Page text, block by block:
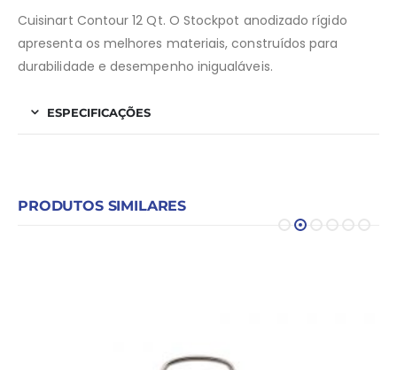
Cuisinart Contour 12 Qt. O Stockpot anodizado rígido
apresenta os melhores materiais, construídos para
durabilidade e desempenho inigualáveis.
ESPECIFICAÇÕES
PRODUTOS SIMILARES